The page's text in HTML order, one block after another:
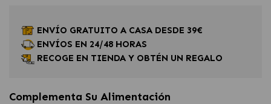
ENVÍO GRATUITO A CASA DESDE 39€
ENVÍOS EN 24/48 HORAS
RECOGE EN TIENDA Y OBTÉN UN REGALO
Complementa Su Alimentación